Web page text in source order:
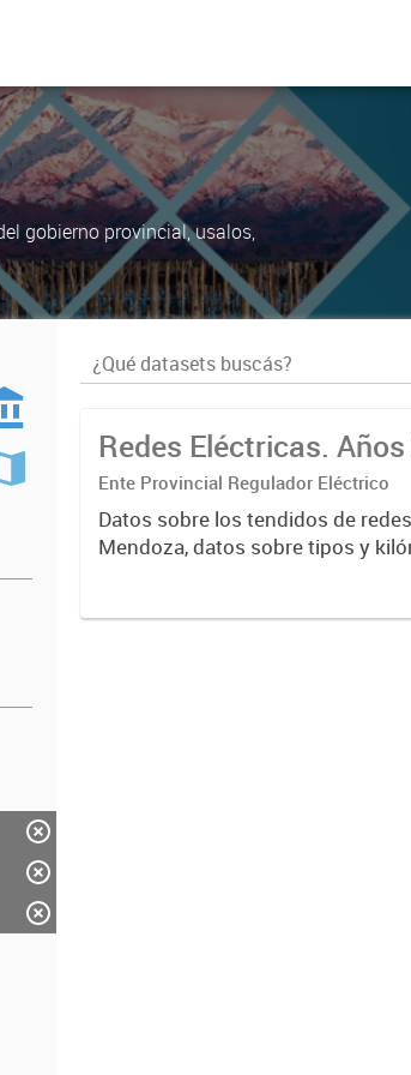
gobierno provincial, usalos,
Redes Eléctricas.
Ente Provincial Regulador Eléctrico
Datos sobre los tendidos de
Mendoza, datos sobre tipos y